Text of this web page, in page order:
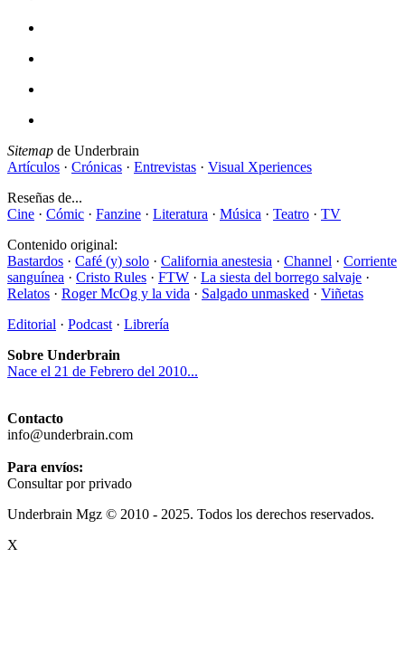
Sitemap de Underbrain
Artículos · Crónicas · Entrevistas · Visual Xperiences
Reseñas de...
Cine · Cómic · Fanzine · Literatura · Música · Teatro · TV
Contenido original:
Bastardos · Café (y) solo · California anestesia · Channel · Corriente
sanguínea · Cristo Rules · FTW · La siesta del borrego salvaje ·
Relatos · Roger McOg y la vida · Salgado unmasked · Viñetas
Editorial · Podcast · Librería
Sobre Underbrain
Nace el 21 de Febrero del 2010...
Contacto
info@underbrain.com
Para envíos:
Consultar por privado
Underbrain Mgz © 2010 - 2025. Todos los derechos reservados.
X